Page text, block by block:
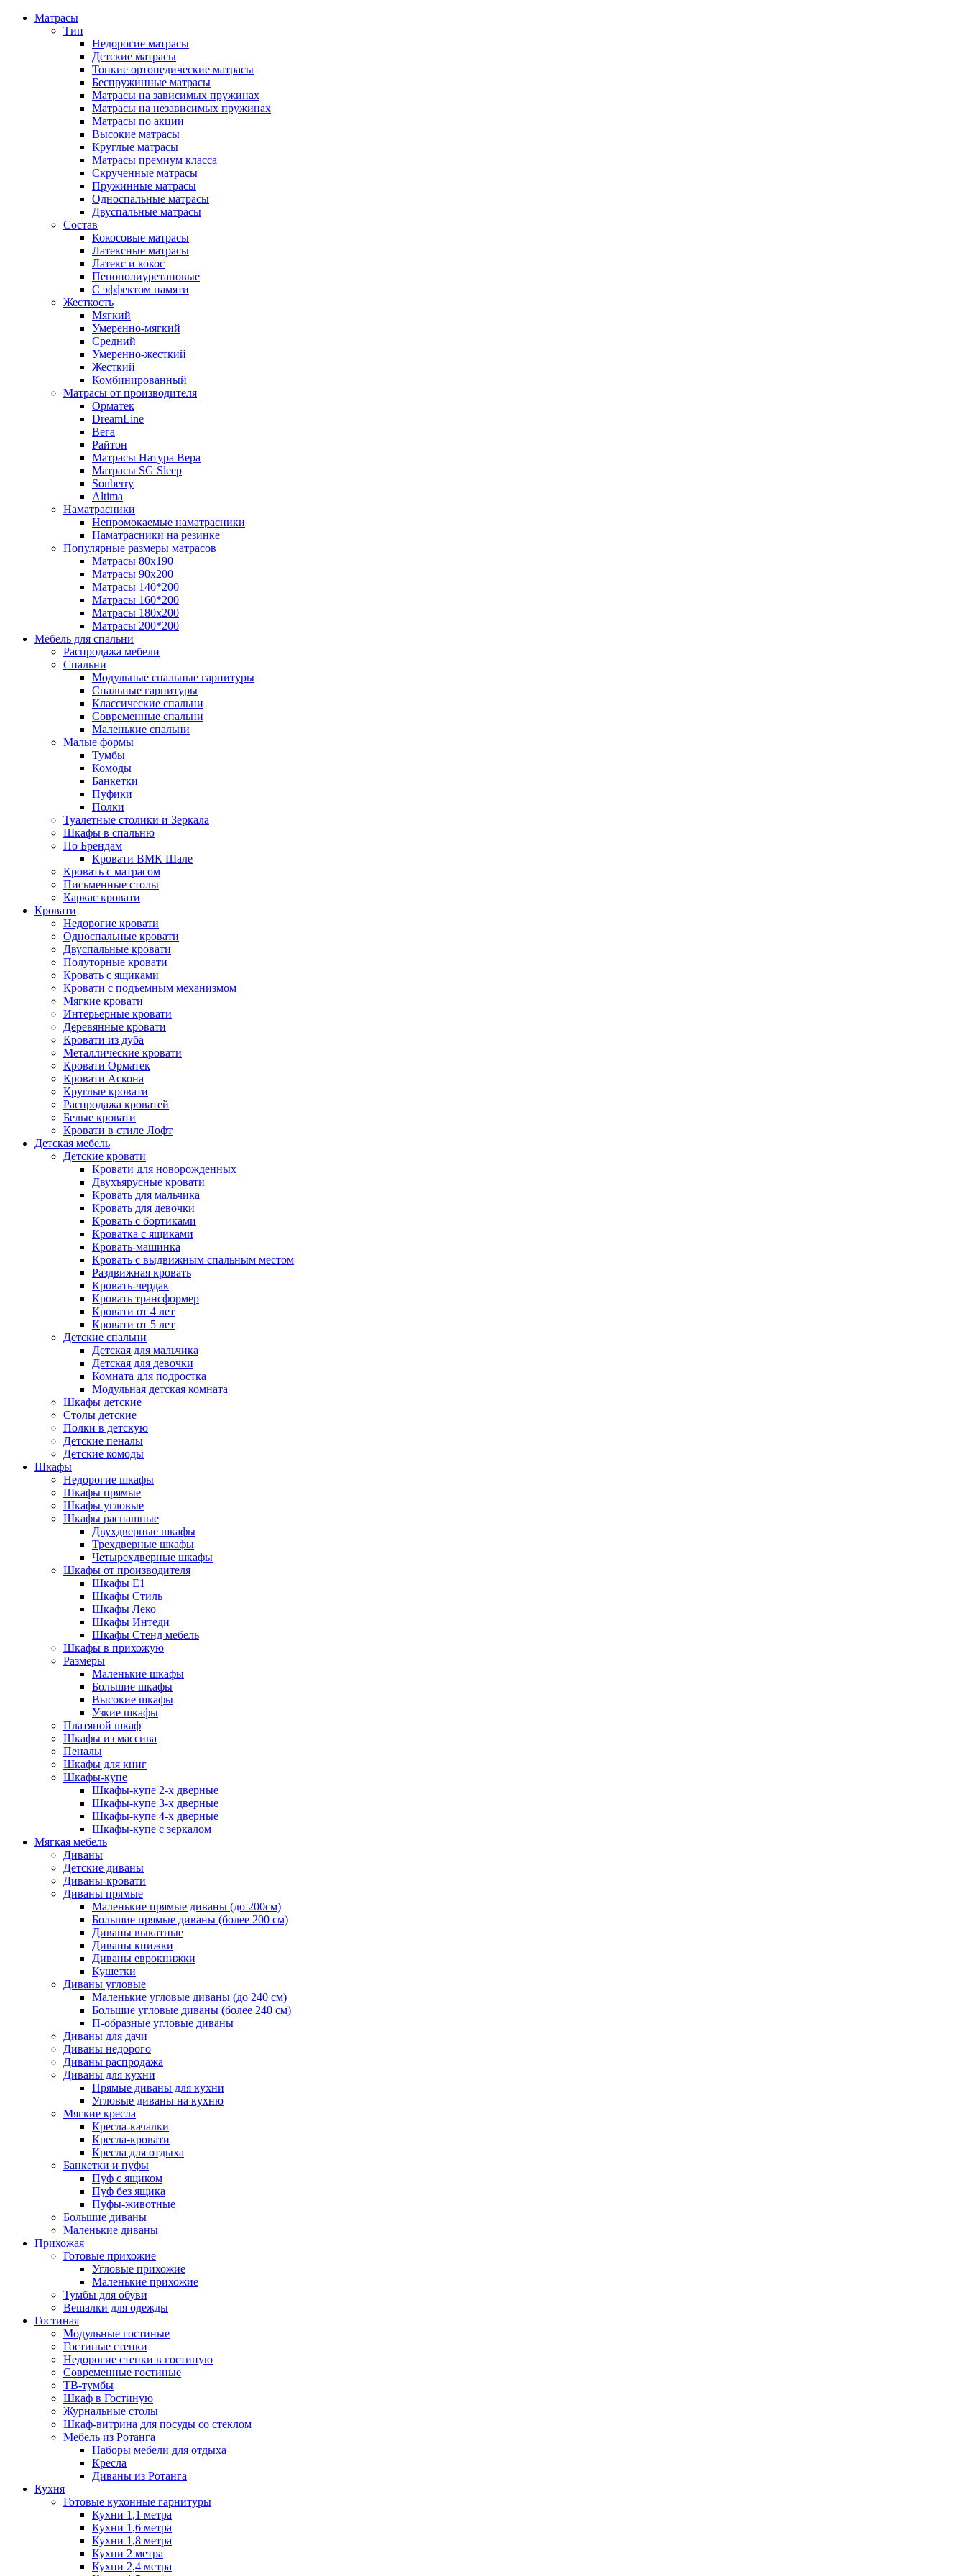
Матрасы
Тип
Недорогие матрасы
Детские матрасы
Тонкие ортопедические матрасы
Беспружинные матрасы
Матрасы на зависимых пружинах
Матрасы на независимых пружинах
Матрасы по акции
Высокие матрасы
Круглые матрасы
Матрасы премиум класса
Скрученные матрасы
Пружинные матрасы
Односпальные матрасы
Двуспальные матрасы
Состав
Кокосовые матрасы
Латексные матрасы
Латекс и кокос
Пенополиуретановые
С эффектом памяти
Жесткость
Мягкий
Умеренно-мягкий
Средний
Умеренно-жесткий
Жесткий
Комбинированный
Матрасы от производителя
Орматек
DreamLine
Вега
Райтон
Матрасы Натура Вера
Матрасы SG Sleep
Sonberry
Altima
Наматрасники
Непромокаемые наматрасники
Наматрасники на резинке
Популярные размеры матрасов
Матрасы 80x190
Матрасы 90x200
Матрасы 140*200
Матрасы 160*200
Матрасы 180x200
Матрасы 200*200
Мебель для спальни
Распродажа мебели
Спальни
Модульные спальные гарнитуры
Спальные гарнитуры
Классические спальни
Современные спальни
Маленькие спальни
Малые формы
Тумбы
Комоды
Банкетки
Пуфики
Полки
Туалетные столики и Зеркала
Шкафы в спальню
По Брендам
Кровати ВМК Шале
Кровать с матрасом
Письменные столы
Каркас кровати
Кровати
Недорогие кровати
Односпальные кровати
Двуспальные кровати
Полуторные кровати
Кровать с ящиками
Кровати с подъемным механизмом
Мягкие кровати
Интерьерные кровати
Деревянные кровати
Кровати из дуба
Металлические кровати
Кровати Орматек
Кровати Аскона
Круглые кровати
Распродажа кроватей
Белые кровати
Кровати в стиле Лофт
Детская мебель
Детские кровати
Кровати для новорожденных
Двухъярусные кровати
Кровать для мальчика
Кровать для девочки
Кровать с бортиками
Кроватка с ящиками
Кровать-машинка
Кровать с выдвижным спальным местом
Раздвижная кровать
Кровать-чердак
Кровать трансформер
Кровати от 4 лет
Кровати от 5 лет
Детские спальни
Детская для мальчика
Детская для девочки
Комната для подростка
Модульная детская комната
Шкафы детские
Столы детские
Полки в детскую
Детские пеналы
Детские комоды
Шкафы
Недорогие шкафы
Шкафы прямые
Шкафы угловые
Шкафы распашные
Двухдверные шкафы
Трехдверные шкафы
Четырехдверные шкафы
Шкафы от производителя
Шкафы E1
Шкафы Стиль
Шкафы Леко
Шкафы Интеди
Шкафы Стенд мебель
Шкафы в прихожую
Размеры
Маленькие шкафы
Большие шкафы
Высокие шкафы
Узкие шкафы
Платяной шкаф
Шкафы из массива
Пеналы
Шкафы для книг
Шкафы-купе
Шкафы-купе 2-х дверные
Шкафы-купе 3-х дверные
Шкафы-купе 4-х дверные
Шкафы-купе с зеркалом
Мягкая мебель
Диваны
Детские диваны
Диваны-кровати
Диваны прямые
Маленькие прямые диваны (до 200см)
Большие прямые диваны (более 200 см)
Диваны выкатные
Диваны книжки
Диваны еврокнижки
Кушетки
Диваны угловые
Маленькие угловые диваны (до 240 см)
Большие угловые диваны (более 240 см)
П-образные угловые диваны
Диваны для дачи
Диваны недорого
Диваны распродажа
Диваны для кухни
Прямые диваны для кухни
Угловые диваны на кухню
Мягкие кресла
Кресла-качалки
Кресла-кровати
Кресла для отдыха
Банкетки и пуфы
Пуф с ящиком
Пуф без ящика
Пуфы-животные
Большие диваны
Маленькие диваны
Прихожая
Готовые прихожие
Угловые прихожие
Маленькие прихожие
Тумбы для обуви
Вешалки для одежды
Гостиная
Модульные гостиные
Гостиные стенки
Недорогие стенки в гостиную
Современные гостиные
ТВ-тумбы
Шкаф в Гостиную
Журнальные столы
Шкаф-витрина для посуды со стеклом
Мебель из Ротанга
Наборы мебели для отдыха
Кресла
Диваны из Ротанга
Кухня
Готовые кухонные гарнитуры
Кухни 1,1 метра
Кухни 1,6 метра
Кухни 1,8 метра
Кухни 2 метра
Кухни 2,4 метра